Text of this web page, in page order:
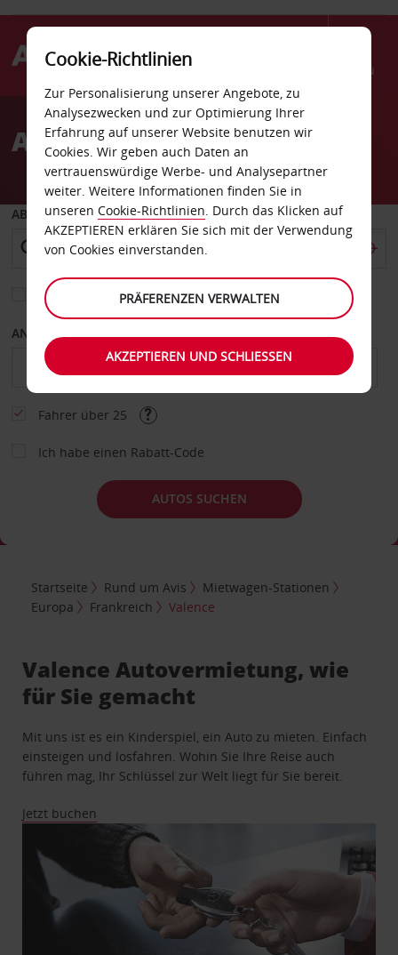
Menü
AvisAutovermietung Valence
ABHOLEN VON
Eine andere Rückgabestation auswählen
ANFANGSDATUM
Fahrer über 25
Ich habe einen Rabatt-Code
AUTOS SUCHEN
Startseite Rund um Avis
Mietwagen-Stationen
Europa
Frankreich Valence
Valence Autovermietung, wie
für Sie gemacht
Mit uns ist es ein Kinderspiel, ein Auto zu mieten. Einfach
einsteigen und losfahren. Wohin Sie Ihre Reise auch
führen mag, Ihr Schlüssel zur Welt liegt für Sie bereit.
Jetzt buchen
Cookie-Richtlinien
Zur Personalisierung unserer Angebote, zu
Analysezwecken und zur Optimierung Ihrer
Erfahrung auf unserer Website benutzen wir
Cookies. Wir geben auch Daten an
vertrauenswürdige Werbe- und Analysepartner
weiter. Weitere Informationen finden Sie in
unseren Cookie-Richtlinien. Durch das Klicken auf
AKZEPTIEREN erklären Sie sich mit der Verwendung
von Cookies einverstanden.
PRÄFERENZEN VERWALTEN
AKZEPTIEREN UND SCHLIESSEN